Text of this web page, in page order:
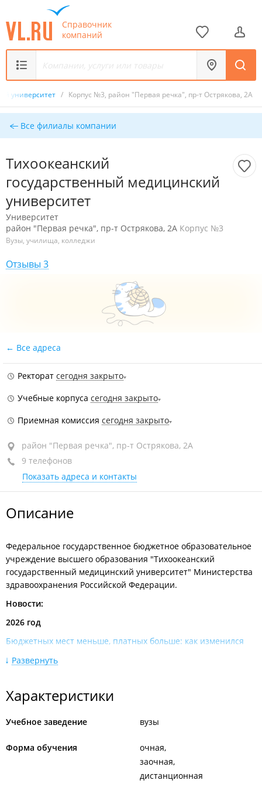
Справочник
компаний
университет / Корпус №3, район "Первая речка", пр-т Острякова, 2А
Все филиалы компании
Тихоокеанский
государственный медицинский
университет
Университет
район "Первая речка", пр-т Острякова, 2А Корпус №3
Вузы, училища, колледжи
Отзывы 3
Все адреса
Ректорат сегодня закрыто
Учебные корпуса сегодня закрыто
Приемная комиссия сегодня закрыто
район "Первая речка", пр-т Острякова, 2А
9 телефонов
Показать адреса и контакты
Описание
Федеральное государственное бюджетное образовательное
учреждение высшего образования "Тихоокеанский
государственный медицинский университет" Министерства
здравоохранения Российской Федерации.
Новости:
2026 год
Бюджетных мест меньше, платных больше: как изменился
Университеты во Владивостоке оказались в числе лучших в
стране по трудоустройству выпускников​.
начнутся дни открытых дверей для поступающих.
Пять университетов Приморья вошли в рейтинг лучших
Развернуть
Характеристики
Учебное заведение вузы
Форма обучения
очная
заочная
дистанционная